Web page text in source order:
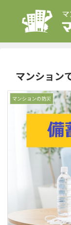
マンション
マンションの防災